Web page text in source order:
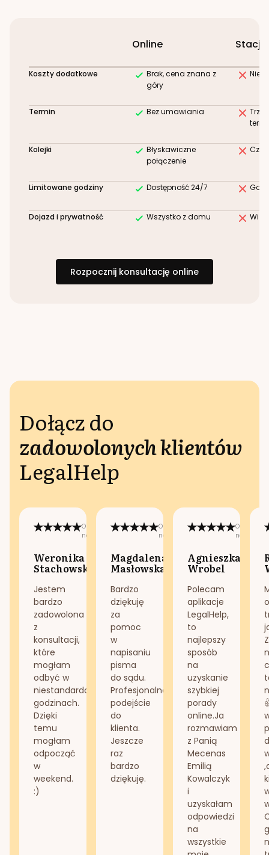
Online
Koszty dodatkowe
Brak, cena znana z
góry
Termin Bez umawiania
Kolejki
Błyskawiczne
połączenie
Limitowane godziny Dostępność 24/7
Dojazd i prywatność Wszystko z domu
Rozpocznij konsultację online
Dołącz do
zadowolonych klientów
LegalHelp
Opublikowano
na:
Weronika
Stachowska
Jestem
bardzo
zadowolona
z
konsultacji,
które
mogłam
odbyć w
niestandardowych
godzinach.
Dzięki
temu
mogłam
odpocząć
w
weekend.
:)
Opublikowano
na:
Magdalena
Masłowska
Bardzo
dziękuję
za
pomoc
w
napisaniu
pisma
do sądu.
Profesjonalne
podejście
do
klienta.
Jeszcze
raz
bardzo
dziękuję.
na:
Agnieszka
Wrobel
Polecam
aplikacje
LegalHelp,
to
najlepszy
sposób
na
uzyskanie
szybkiej
porady
online.Ja
rozmawiam
z Panią
Mecenas
Emilią
Kowalczyk
i
uzyskałam
odpowiedzi
na
wszystkie